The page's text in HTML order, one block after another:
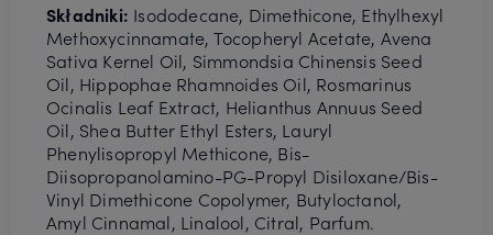
Składniki: Isododecane, Dimethicone, Ethylhexyl
Methoxycinnamate, Tocopheryl Acetate, Avena
Sativa Kernel Oil, Simmondsia Chinensis Seed
Oil, Hippophae Rhamnoides Oil, Rosmarinus
Ocinalis Leaf Extract, Helianthus Annuus Seed
Oil, Shea Butter Ethyl Esters, Lauryl
Phenylisopropyl Methicone, Bis-
Diisopropanolamino-PG-Propyl Disiloxane/Bis-
Vinyl Dimethicone Copolymer, Butyloctanol,
Amyl Cinnamal, Linalool, Citral, Parfum.